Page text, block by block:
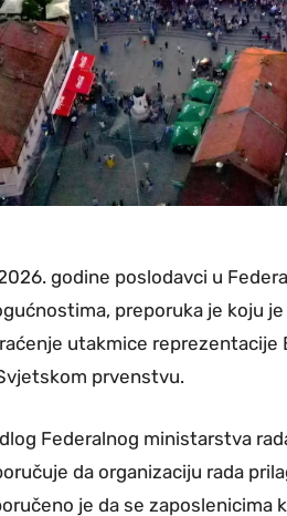
godine poslodavci u
preporuka je koju
utakmice
prvenstvu.
Federalnog ministarstva
da organizaciju rada
je da se